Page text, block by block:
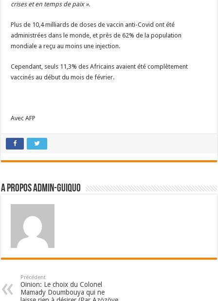
crises et en temps de paix ».
Plus de 10,4 milliards de doses de vaccin anti-Covid ont été
administrées dans le monde, et près de 62% de la population
mondiale a reçu au moins une injection.
Cependant, seuls 11,3% des Africains avaient été complètement
vaccinés au début du mois de février.
Avec AFP
A propos admin-guiquo
Précédent
Oinion: Le choix du Colonel
Mamady Doumbouya qui ne